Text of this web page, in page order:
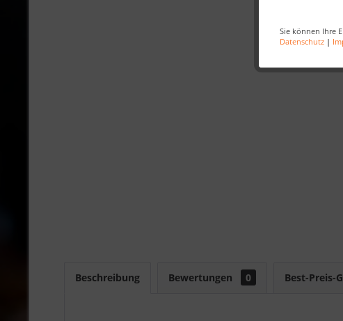
Sie können Ihre
Datenschutz |
Beschreibung Bewertungen 0 Best-Preis-